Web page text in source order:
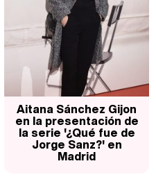
Aitana Sánchez Gijon
en la presentación de
la serie '¿Qué fue de
Jorge Sanz?' en
Madrid